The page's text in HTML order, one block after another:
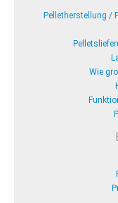
Pelletherstellung /
Wie